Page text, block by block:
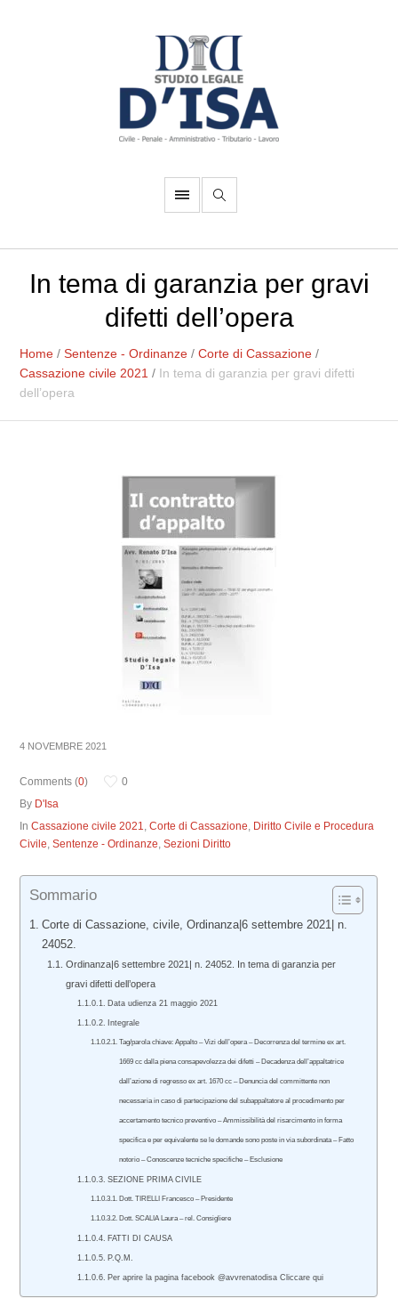
In tema di garanzia per gravi
difetti dell’opera
Home /Sentenze - Ordinanze /Corte di Cassazione /
Cassazione civile 2021 / In tema di garanzia per gravi difetti
dell’opera
4 NOVEMBRE 2021
Comments (0)
0
By D'Isa
InCassazione civile 2021,Corte di Cassazione, Diritto Civile e Procedura
Civile,Sentenze - Ordinanze,Sezioni Diritto
Sommario
Corte di Cassazione, civile, Ordinanza|6 settembre 2021| n.
24052.
Ordinanza|6 settembre 2021| n. 24052. In tema di garanzia per
gravi difetti dell’opera
Data udienza 21 maggio 2021
Integrale
Tag/parola chiave: Appalto – Vizi dell’opera – Decorrenza del termine ex art.
1669 cc dalla piena consapevolezza dei difetti – Decadenza dell’appaltatrice
dall’azione di regresso ex art. 1670 cc – Denuncia del committente non
necessaria in caso di partecipazione del subappaltatore al procedimento per
accertamento tecnico preventivo – Ammissibilità del risarcimento in forma
specifica e per equivalente se le domande sono poste in via subordinata – Fatto
notorio – Conoscenze tecniche specifiche – Esclusione
SEZIONE PRIMA CIVILE
Dott. TIRELLI Francesco – Presidente
Dott. SCALIA Laura – rel. Consigliere
FATTI DI CAUSA
P.Q.M.
Per aprire la pagina facebook @avvrenatodisa Cliccare qui